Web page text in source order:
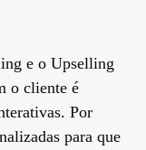
e o Upselling
o cliente é
Por
para que